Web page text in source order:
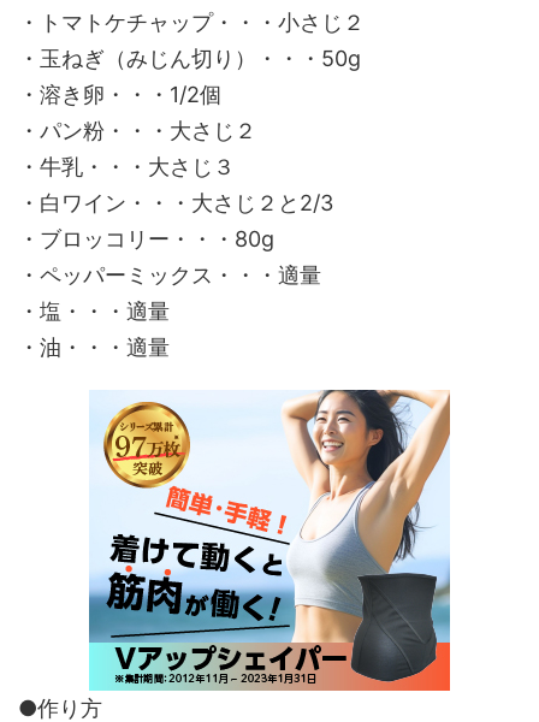
・トマトケチャップ・・・小さじ２
・玉ねぎ（みじん切り）・・・50g
・溶き卵・・・1/2個
・パン粉・・・大さじ２
・牛乳・・・大さじ３
・白ワイン・・・大さじ２と2/3
・ブロッコリー・・・80g
・ペッパーミックス・・・適量
・塩・・・適量
・油・・・適量
●作り方